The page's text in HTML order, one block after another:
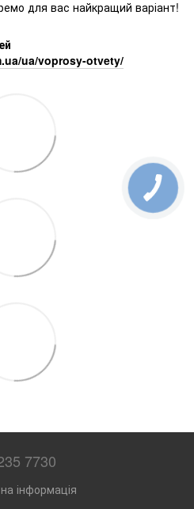
для вас найкращий варіант!
ua/voprosy-otvety/
7730
інформація